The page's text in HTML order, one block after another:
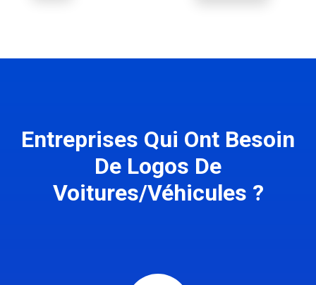
Entreprises Qui Ont Besoin
De Logos De
Voitures/Véhicules ?